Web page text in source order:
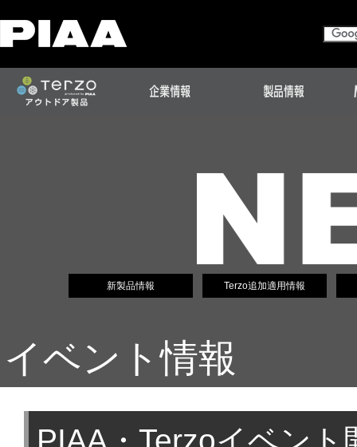
新製品情報 Terzo追加適用情報
イベント情報
PIAA・Terzoイベン